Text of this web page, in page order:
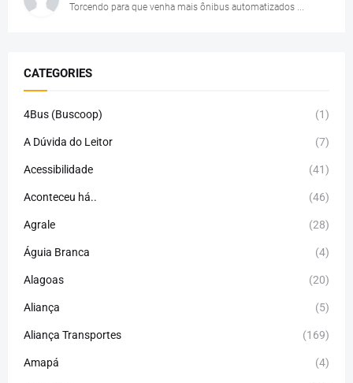
Torcendo para que venha mais ônibus automatizados ...
CATEGORIES
4Bus (Buscoop) (1)
A Dúvida do Leitor (7)
Acessibilidade (41)
Aconteceu há.. (46)
Agrale (28)
Águia Branca (4)
Alagoas (20)
Aliança (5)
Aliança Transportes (169)
Amapá (4)